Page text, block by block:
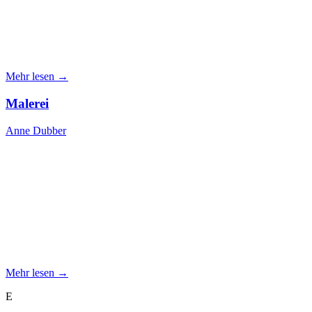
Mehr lesen →
Malerei
Anne Dubber
Mehr lesen →
E